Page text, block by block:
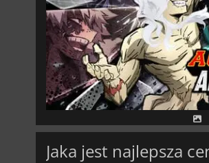
Jaka jest najlepsza